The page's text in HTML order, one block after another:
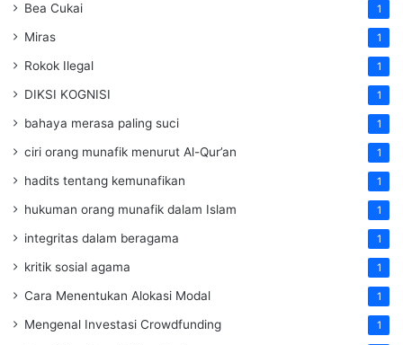
Bea Cukai 1
Miras 1
Rokok Ilegal 1
DIKSI KOGNISI 1
bahaya merasa paling suci 1
ciri orang munafik menurut Al-Qur’an 1
hadits tentang kemunafikan 1
hukuman orang munafik dalam Islam 1
integritas dalam beragama 1
kritik sosial agama 1
Cara Menentukan Alokasi Modal 1
Mengenal Investasi Crowdfunding 1